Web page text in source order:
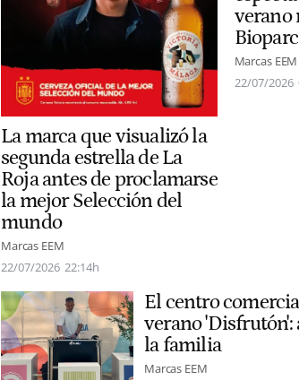
La marca que visualizó la
segunda estrella de La
Roja antes de proclamarse
la mejor Selección del
mundo
Marcas EEM
22/07/2026 22:14h
verano
Marcas EEM
22/07/2026
El centro
verano 'Disfrutón':
la familia
Marcas EEM